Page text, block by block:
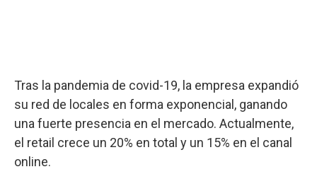
Tras la pandemia de covid-19, la empresa expandió
su red de locales en forma exponencial, ganando
una fuerte presencia en el mercado. Actualmente,
el retail crece un 20% en total y un 15% en el canal
online.